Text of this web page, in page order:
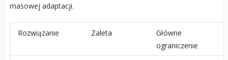
masowej adaptacji.
Rozwiązanie Zaleta
Główne
ograniczenie